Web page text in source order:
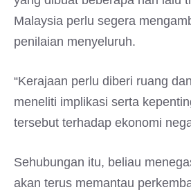
Malaysia perlu segera
penilaian menyeluruh.
“Kerajaan perlu diberi ruang
meneliti implikasi serta
tersebut terhadap ekonomi
Sehubungan itu, beliau
akan terus memantau